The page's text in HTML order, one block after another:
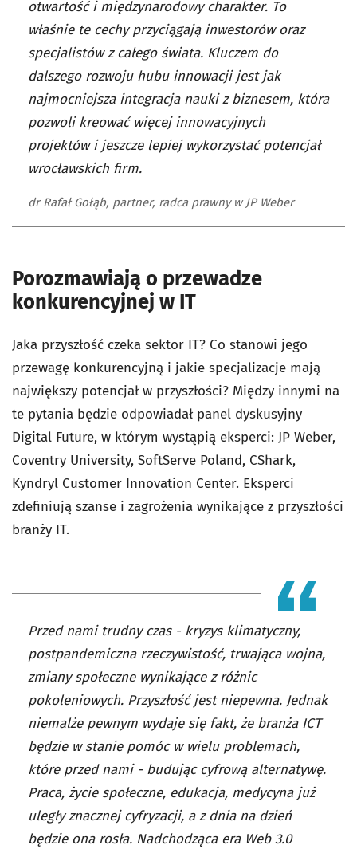
otwartość i międzynarodowy charakter. To
właśnie te cechy przyciągają inwestorów oraz
specjalistów z całego świata. Kluczem do
dalszego rozwoju hubu innowacji jest jak
najmocniejsza integracja nauki z biznesem, która
pozwoli kreować więcej innowacyjnych
projektów i jeszcze lepiej wykorzystać potencjał
wrocławskich firm.
dr Rafał Gołąb, partner, radca prawny w JP Weber
Porozmawiają o przewadze
konkurencyjnej w IT
Jaka przyszłość czeka sektor IT? Co stanowi jego
przewagę konkurencyjną i jakie specjalizacje mają
największy potencjał w przyszłości? Między innymi na
te pytania będzie odpowiadał panel dyskusyjny
Digital Future, w którym wystąpią eksperci: JP Weber,
Coventry University, SoftServe Poland, CShark,
Kyndryl Customer Innovation Center. Eksperci
zdefiniują szanse i zagrożenia wynikające z przyszłości
branży IT.
Przed nami trudny czas - kryzys klimatyczny,
postpandemiczna rzeczywistość, trwająca wojna,
zmiany społeczne wynikające z różnic
pokoleniowych. Przyszłość jest niepewna. Jednak
niemalże pewnym wydaje się fakt, że branża ICT
będzie w stanie pomóc w wielu problemach,
które przed nami - budując cyfrową alternatywę.
Praca, życie społeczne, edukacja, medycyna już
uległy znacznej cyfryzacji, a z dnia na dzień
będzie ona rosła. Nadchodząca era Web 3.0